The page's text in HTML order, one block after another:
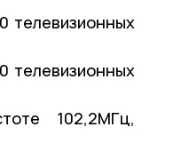
телевизионных
телевизионных
102,2МГц,